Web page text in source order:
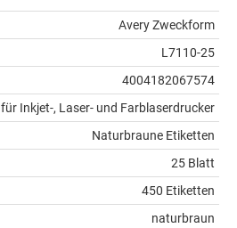
Avery Zweckform
L7110-25
4004182067574
für Inkjet-, Laser- und Farblaserdrucker
Naturbraune Etiketten
25 Blatt
450 Etiketten
naturbraun